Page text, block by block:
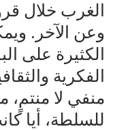
الغرب خلال
وعن الآخر.
الكثيرة على
الفكرية
منفي لا منتمٍ،
للسلطة، أيا